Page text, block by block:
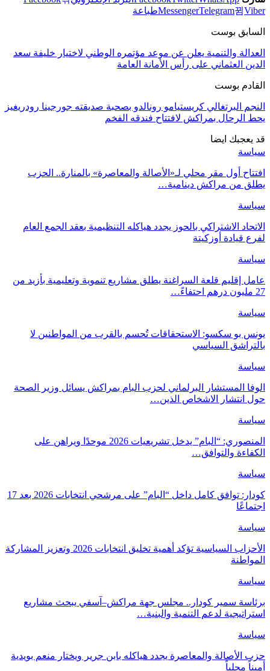
MessengerTelegram Viber طباعة
السابق بوست
العدالة والتنمية يعلن عن موعد مؤتمره الوطني لاختيار خليفة سعد
الدين العثماني على رأس الأمانة العامة
القادم بوست
النجم البرتغالي كريستيامو رونالدو بصحبة صديقته جورجينا رودريغيز
يحط الرحال بمراكش لافتتاح فندقه الفخم
قد يعجبك ايضا
سياسة
افتتاح أول مقر محلي لـ«الأصالة والمعاصرة» بالمنارة.. الحزب
يطلق من مراكش دينامية…
سياسة
الاتحاد الاشتراكي بالحوز يجدد هياكله التنظيمية بعقد الجمع العام
لفرع قيادة أوزكيتة
سياسة
عامل إقليم قلعة السراغنة يطلق مشاريع تنموية وتعليمية بأزيد من
27 مليون درهم احتفاءً…
سياسة
يونس بو سكسو: الاستحقاقات تُحسم بالقرب من المواطنين لا
بالتراشق السياسي
سياسة
الوفا المستشار البرلماني لحزب البام بمراكش يسائل وزير الصحة
حول انتشار الاشخاص الذين…
سياسة
المنصوري: “البام” يدخل تشريعيات 2026 موحدًا ويراهن على
الكفاءة والتوافق…
سياسة
كودار: توافق كامل داخل “البام” على مرشحي انتخابات 2026 بعد 17
اجتماعًا
سياسة
الأحزاب السياسية تؤكد أهمية تخليق انتخابات 2026 وتعزيز المشاركة
المواطنة
سياسة
برئاسة سمير كودار.. مجلس جهة مراكش–آسفي يبحث مشاريع
استراتيجية لدعم التنمية والبنية…
سياسة
حزب الأصالة والمعاصرة يجدد هياكله بابن جرير ويختار منعم بويدية
أميناً محلياً